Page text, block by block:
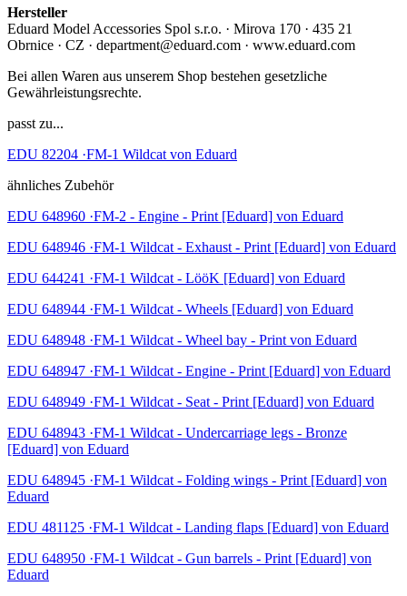
Hersteller
Eduard Model Accessories Spol s.r.o. · Mirova 170 · 435 21
Obrnice · CZ · department@eduard.com · www.eduard.com
Bei allen Waren aus unserem Shop bestehen gesetzliche
Gewährleistungsrechte.
passt zu...
EDU 82204 ·FM-1 Wildcat von Eduard
ähnliches Zubehör
EDU 648960 ·FM-2 - Engine - Print [Eduard] von Eduard
EDU 648946 ·FM-1 Wildcat - Exhaust - Print [Eduard] von Eduard
EDU 644241 ·FM-1 Wildcat - LööK [Eduard] von Eduard
EDU 648944 ·FM-1 Wildcat - Wheels [Eduard] von Eduard
EDU 648948 ·FM-1 Wildcat - Wheel bay - Print von Eduard
EDU 648947 ·FM-1 Wildcat - Engine - Print [Eduard] von Eduard
EDU 648949 ·FM-1 Wildcat - Seat - Print [Eduard] von Eduard
EDU 648943 ·FM-1 Wildcat - Undercarriage legs - Bronze
[Eduard] von Eduard
EDU 648945 ·FM-1 Wildcat - Folding wings - Print [Eduard] von
Eduard
EDU 481125 ·FM-1 Wildcat - Landing flaps [Eduard] von Eduard
EDU 648950 ·FM-1 Wildcat - Gun barrels - Print [Eduard] von
Eduard